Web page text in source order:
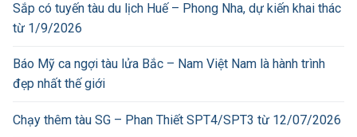
Sắp có tuyến tàu du lịch Huế – Phong Nha, dự kiến khai thác
từ 1/9/2026
Báo Mỹ ca ngợi tàu lửa Bắc – Nam Việt Nam là hành trình
đẹp nhất thế giới
Chạy thêm tàu SG – Phan Thiết SPT4/SPT3 từ 12/07/2026